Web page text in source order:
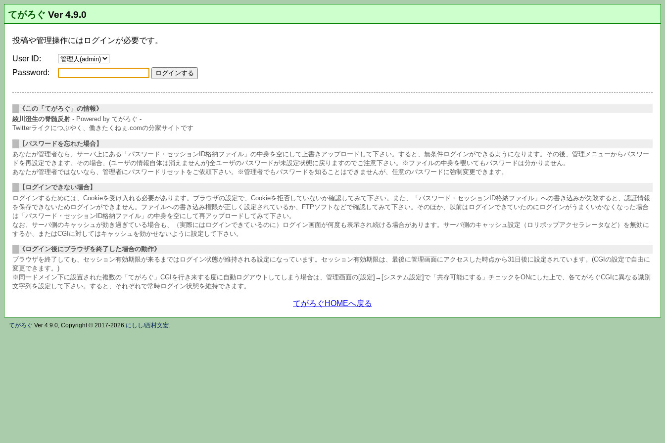
てがろぐ Ver 4.9.0
投稿や管理操作にはログインが必要です。
User ID:
Password:
《この「てがろぐ」の情報》
綾川澄生の脊髄反射 - Powered by てがろぐ -
Twitterライクにつぶやく、働きたくねぇ.comの分家サイトです
【パスワードを忘れた場合】
あなたが管理者なら、サーバ上にある「パスワード・セッションID格納ファイル」の中身を空にして上書きアップロードして下さい。すると、無条件ログインができるようになります。その後、管理メニューからパスワー
ドを再設定できます。その場合、(ユーザの情報自体は消えませんが)全ユーザのパスワードが未設定状態に戻りますのでご注意下さい。※ファイルの中身を覗いてもパスワードは分かりません。
あなたが管理者ではないなら、管理者にパスワードリセットをご依頼下さい。※管理者でもパスワードを知ることはできませんが、任意のパスワードに強制変更できます。
【ログインできない場合】
ログインするためには、Cookieを受け入れる必要があります。ブラウザの設定で、Cookieを拒否していないか確認してみて下さい。また、「パスワード・セッションID格納ファイル」への書き込みが失敗すると、認証情報
を保存できないためログインができません。ファイルへの書き込み権限が正しく設定されているか、FTPソフトなどで確認してみて下さい。そのほか、以前はログインできていたのにログインがうまくいかなくなった場合
は「パスワード・セッションID格納ファイル」の中身を空にして再アップロードしてみて下さい。
なお、サーバ側のキャッシュが効き過ぎている場合も、（実際にはログインできているのに）ログイン画面が何度も表示され続ける場合があります。サーバ側のキャッシュ設定（ロリポップアクセラレータなど）を無効に
するか、またはCGIに対してはキャッシュを効かせないように設定して下さい。
《ログイン後にブラウザを終了した場合の動作》
ブラウザを終了しても、セッション有効期限が来るまではログイン状態が維持される設定になっています。セッション有効期限は、最後に管理画面にアクセスした時点から31日後に設定されています。(CGIの設定で自由に
変更できます。)
※同一ドメイン下に設置された複数の「てがろぐ」CGIを行き来する度に自動ログアウトしてしまう場合は、管理画面の[設定]→[システム設定]で「共存可能にする」チェックをONにした上で、各てがろぐCGIに異なる識別
文字列を設定して下さい。すると、それぞれで常時ログイン状態を維持できます。
てがろぐHOMEへ戻る
てがろぐ Ver 4.9.0, Copyright © 2017-2026 にしし/西村文宏.